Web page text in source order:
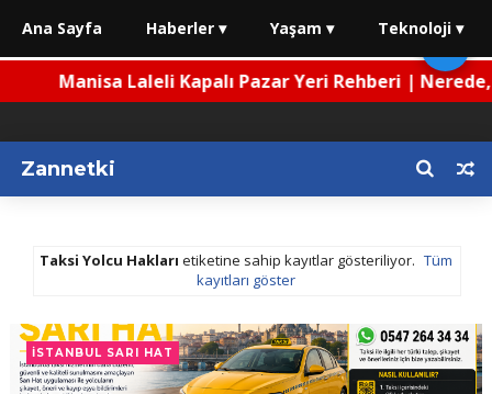
Manisa Laleli Kapalı Pazar Yeri Rehberi | Nerede,
Zannetki
Taksi Yolcu Hakları etiketine sahip kayıtlar gösteriliyor. Tüm
kayıtları göster
İSTANBUL SARI HAT
Ana Sayfa Haberler ▾ Yaşam ▾ Teknoloji ▾